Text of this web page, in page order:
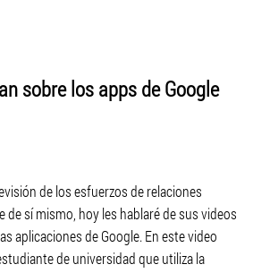
sobre los apps de Google
de los esfuerzos de relaciones
de sí mismo, hoy les hablaré de sus videos
aplicaciones de Google. En este video
de universidad que utiliza la
CATEGORÍAS